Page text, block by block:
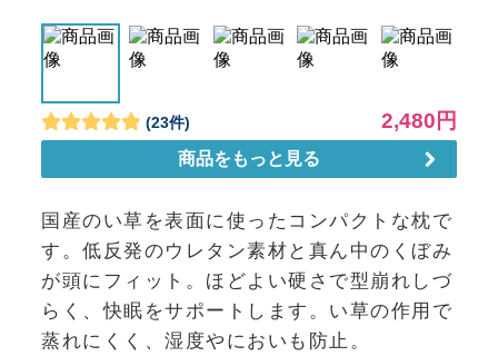
国産のい草を表面に使ったコンパクトな枕で
す。低反発のウレタン素材と真ん中のくぼみ
が頭にフィット。ほどよい硬さで型崩れしづ
らく、快眠をサポートします。い草の作用で
蒸れにくく、湿度やにおいも防止。